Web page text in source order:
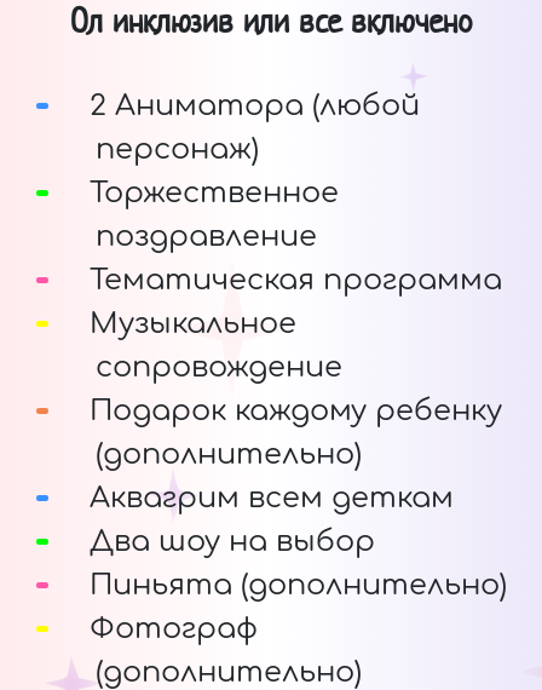
Ол инклюзив или все включено
2 Аниматора (любой
персонаж)
Торжественное
поздравление
Тематическая программа
Музыкальное
сопровождение
Подарок каждому ребенку
(дополнительно)
Аквагрим всем деткам
Два шоу на выбор
Пиньята (дополнительно)
Фотограф
(дополнительно)